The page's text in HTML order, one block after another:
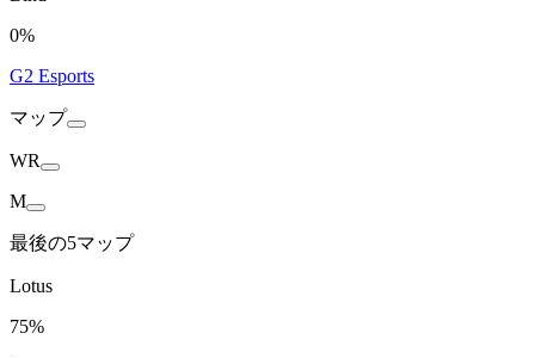
0%
G2 Esports
マップ
WR
M
最後の5マップ
Lotus
75%